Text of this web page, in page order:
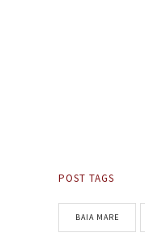
POST TAGS
BAIA MARE